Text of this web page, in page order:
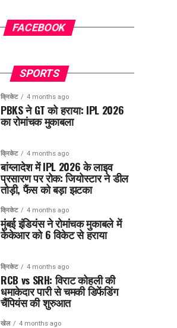
FACEBOOK
SPORTS
क्रिकेट 4 months ago
PBKS ने GT को हराया: IPL 2026
का रोमांचक मुकाबला
क्रिकेट 4 months ago
बांग्लादेश में IPL 2026 के लाइव
प्रसारण पर रोक: जियोस्टार ने डील
तोड़ी, फैंस को बड़ा झटका
क्रिकेट 4 months ago
मुंबई इंडियंस ने रोमांचक मुकाबले में
केकेआर को 6 विकेट से हराया
क्रिकेट 4 months ago
RCB vs SRH: विराट कोहली की
धमाकेदार पारी से चमकी डिफेंडिंग
चैंपियंस की शुरुआत
खेल 4 months ago